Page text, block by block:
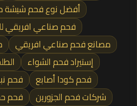
أفضل نوع فحم شيشة
فحم صناعي افريقي
مصانع فحم صناعي افريقي
إستيراد فحم الشواء
فحم كودا أصابع
فحم
شركات فحم الجزورين
فحم